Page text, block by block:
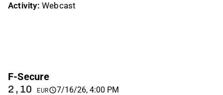
Activity: Webcast
F-Secure
2,10 EUR 7/16/26, 4:00 PM